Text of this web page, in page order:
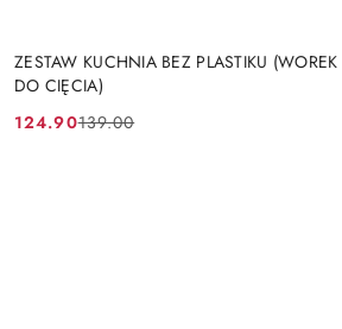
ZESTAW KUCHNIA BEZ PLASTIKU
DO CIĘCIA)
Cena
124.90
Cena
139.00